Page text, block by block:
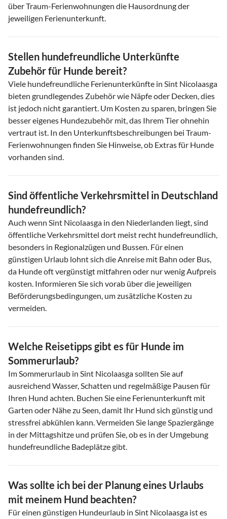
über Traum-Ferienwohnungen die Hausordnung der
jeweiligen Ferienunterkunft.
Stellen hundefreundliche Unterkünfte
Zubehör für Hunde bereit?
Viele hundefreundliche Ferienunterkünfte in Sint Nicolaasga
bieten grundlegendes Zubehör wie Näpfe oder Decken, dies
ist jedoch nicht garantiert. Um Kosten zu sparen, bringen Sie
besser eigenes Hundezubehör mit, das Ihrem Tier ohnehin
vertraut ist. In den Unterkunftsbeschreibungen bei Traum-
Ferienwohnungen finden Sie Hinweise, ob Extras für Hunde
vorhanden sind.
Sind öffentliche Verkehrsmittel in Deutschland
hundefreundlich?
Auch wenn Sint Nicolaasga in den Niederlanden liegt, sind
öffentliche Verkehrsmittel dort meist recht hundefreundlich,
besonders in Regionalzügen und Bussen. Für einen
günstigen Urlaub lohnt sich die Anreise mit Bahn oder Bus,
da Hunde oft vergünstigt mitfahren oder nur wenig Aufpreis
kosten. Informieren Sie sich vorab über die jeweiligen
Beförderungsbedingungen, um zusätzliche Kosten zu
vermeiden.
Welche Reisetipps gibt es für Hunde im
Sommerurlaub?
Im Sommerurlaub in Sint Nicolaasga sollten Sie auf
ausreichend Wasser, Schatten und regelmäßige Pausen für
Ihren Hund achten. Buchen Sie eine Ferienunterkunft mit
Garten oder Nähe zu Seen, damit Ihr Hund sich günstig und
stressfrei abkühlen kann. Vermeiden Sie lange Spaziergänge
in der Mittagshitze und prüfen Sie, ob es in der Umgebung
hundefreundliche Badeplätze gibt.
Was sollte ich bei der Planung eines Urlaubs
mit meinem Hund beachten?
Für einen günstigen Hundeurlaub in Sint Nicolaasga ist es